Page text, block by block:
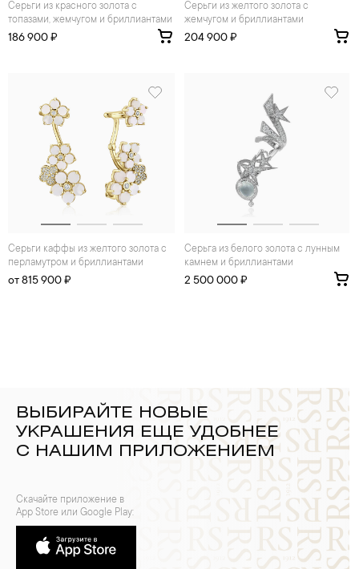
Серьги из красного золота с
топазами, жемчугом и бриллиантами
186 900 ₽
Серьги из желтого золота с
жемчугом и бриллиантами
204 900 ₽
Серьги каффы из желтого золота с
перламутром и бриллиантами
от 815 900 ₽
Серьга из белого золота с лунным
камнем и бриллиантами
2 500 000 ₽
ВЫБИРАЙТЕ НОВЫЕ
УКРАШЕНИЯ ЕЩЕ УДОБНЕЕ
С НАШИМ ПРИЛОЖЕНИЕМ
Скачайте приложение в
App Store или Google Play: